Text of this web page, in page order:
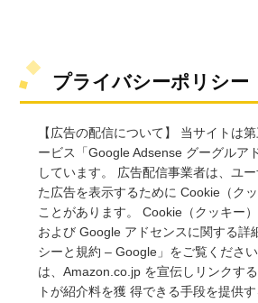
プライバシーポリシー
【広告の配信について】 当サイトは
ービス「Google Adsense グーグルア
しています。 広告配信事業者は、ユ
た広告を表示するために Cookie（ク
ことがあります。 Cookie（クッキー
および Google アドセンスに関する詳
シーと規約 – Google」をご覧くださ
は、Amazon.co.jp を宣伝しリンクす
トが紹介料を獲 得できる手段を提供